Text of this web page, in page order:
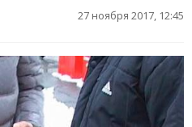
27 ноября 2017, 12:45